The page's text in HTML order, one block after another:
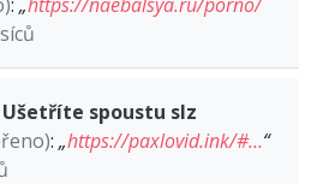
spoustu slz
: „https://paxlovid.ink/#…“